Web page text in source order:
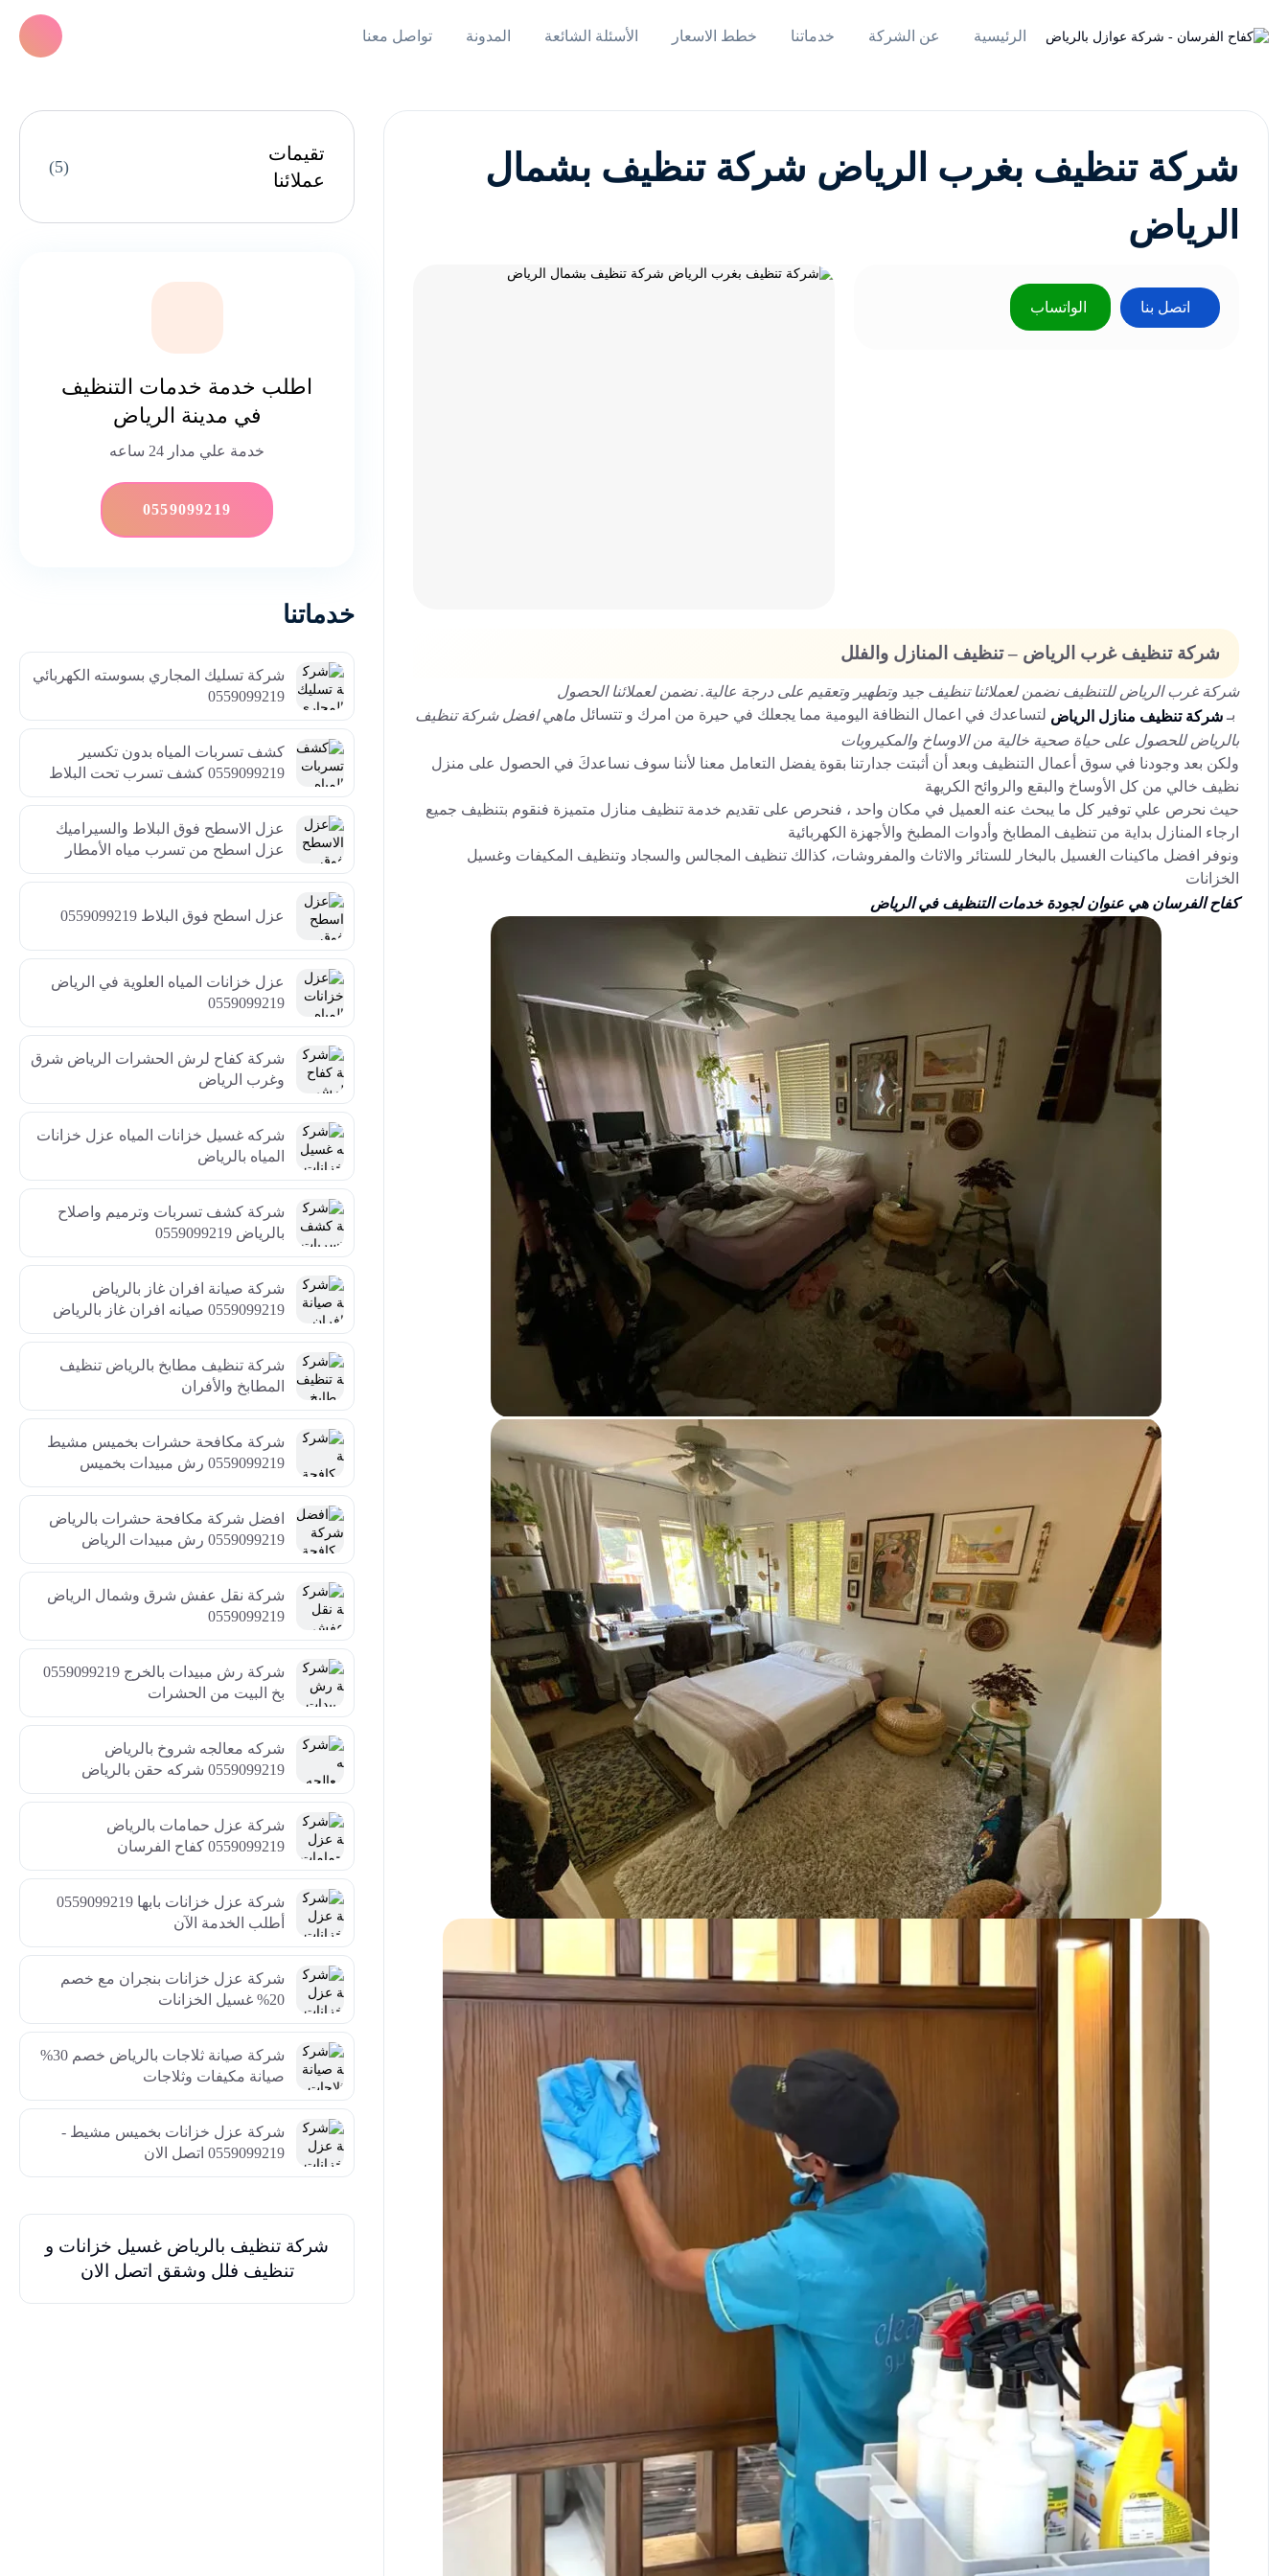
الرئيسية عن الشركة خدماتنا خطط الاسعار الأسئلة الشائعة المدونة تواصل معنا
شركة تنظيف بغرب الرياض شركة تنظيف بشمال
الرياض
اتصل بنا الواتساب
شركة تنظيف غرب الرياض – تنظيف المنازل والفلل
شركة غرب الرياض للتنظيفنضمن لعملائنا تنظيف جيد وتطهير وتعقيم على درجة عالية. نضمن لعملائنا الحصول
بـ شركة تنظيف منازل الرياض لتساعدك في اعمال النظافة اليومية مما يجعلك في حيرة من امرك و تتسائل ماهي افضل شركة تنظيف
بالرياض للحصول على حياة صحية خالية من الاوساخ والمكيروبات
ولكن بعد وجودنا في سوق أعمال التنظيف وبعد أن أثبتت جدارتنا بقوة يفضل التعامل معنا لأننا سوف نساعدكَ في الحصول على منزل
نظيف خالي من كل الأوساخ والبقع والروائح الكريهة
حيث نحرص علي توفير كل ما يبحث عنه العميل في مكان واحد ، فنحرص على تقديم خدمة تنظيف منازل متميزة فنقوم بتنظيف جميع
ارجاء المنازل بداية من تنظيف المطابخ وأدوات المطبخ والأجهزة الكهربائية
ونوفر افضل ماكينات الغسيل بالبخار للستائر والاثاث والمفروشات، كذالك تنظيف المجالس والسجاد وتنظيف المكيفات وغسيل
الخزانات
كفاح الفرسان هي عنوان لجودة خدمات التنظيف في الرياض
تقيمات
عملائنا
(5)
اطلب خدمة خدمات التنظيف
في مدينة الرياض
خدمة علي مدار 24 ساعه
0559099219
خدماتنا
شركة تسليك المجاري بسوسته الكهربائي
0559099219
كشف تسربات المياه بدون تكسير
0559099219 كشف تسرب تحت البلاط
عزل الاسطح فوق البلاط والسيراميك
عزل اسطح من تسرب مياه الأمطار
عزل اسطح فوق البلاط 0559099219
عزل خزانات المياه العلوية في الرياض
0559099219
شركة كفاح لرش الحشرات الرياض شرق
وغرب الرياض
شركه غسيل خزانات المياه عزل خزانات
المياه بالرياض
شركة كشف تسربات وترميم واصلاح
بالرياض 0559099219
شركة صيانة افران غاز بالرياض
0559099219 صيانه افران غاز بالرياض
شركة تنظيف مطابخ بالرياض تنظيف
المطابخ والأفران
شركة مكافحة حشرات بخميس مشيط
0559099219 رش مبيدات بخميس
افضل شركة مكافحة حشرات بالرياض
0559099219 رش مبيدات الرياض
شركة نقل عفش شرق وشمال الرياض
0559099219
شركة رش مبيدات بالخرج 0559099219
بخ البيت من الحشرات
شركه معالجه شروخ بالرياض
0559099219 شركه حقن بالرياض
شركة عزل حمامات بالرياض
0559099219 كفاح الفرسان
شركة عزل خزانات بابها 0559099219
أطلب الخدمة الآن
شركة عزل خزانات بنجران مع خصم
20% غسيل الخزانات
شركة صيانة ثلاجات بالرياض خصم 30%
صيانة مكيفات وثلاجات
شركة عزل خزانات بخميس مشيط -
0559099219 اتصل الان
شركة تنظيف بالرياض غسيل خزانات و
تنظيف فلل وشقق اتصل الان